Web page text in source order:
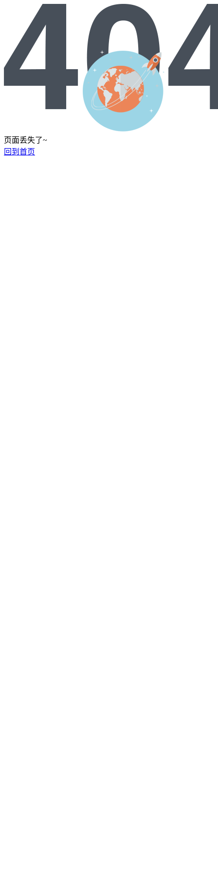
页面丢失了~
回到首页